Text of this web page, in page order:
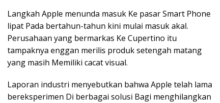
Langkah Apple menunda masuk Ke pasar Smart Phone
lipat Pada bertahun-tahun kini mulai masuk akal.
Perusahaan yang bermarkas Ke Cupertino itu
tampaknya enggan merilis produk setengah matang
yang masih Memiliki cacat visual.
Laporan industri menyebutkan bahwa Apple telah lama
bereksperimen Di berbagai solusi Bagi menghilangkan